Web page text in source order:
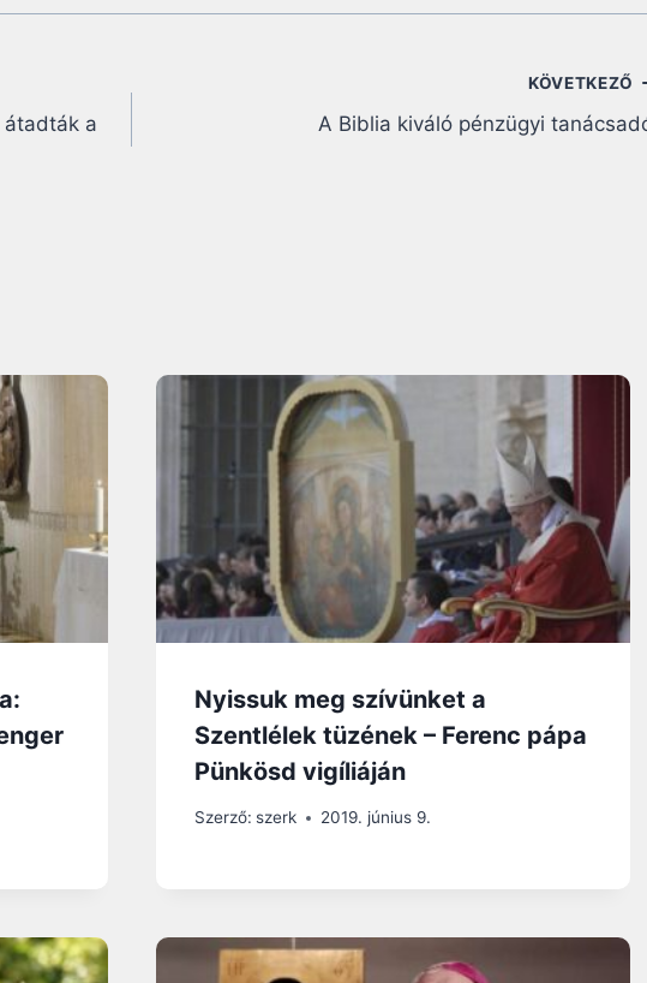
átadták a
KÖVETKEZŐ
A Biblia kiváló pénzügyi
Nyissuk meg szívünket a
Szentlélek tüzének – Ferenc pápa
Pünkösd vigíliáján
Szerző: szerk 2019. június 9.